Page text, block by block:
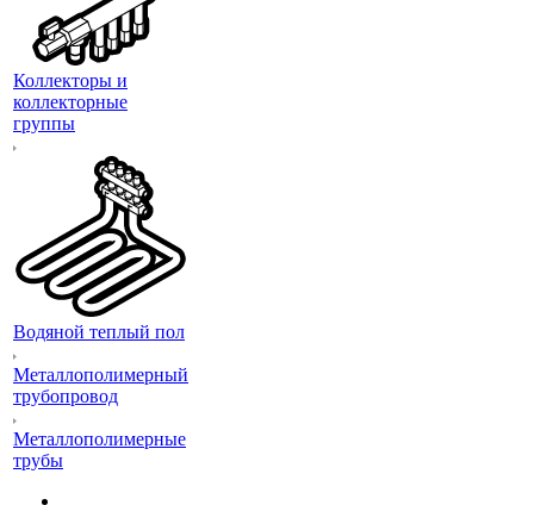
Коллекторы и
коллекторные
группы
Водяной теплый пол
Металлополимерный
трубопровод
Металлополимерные
трубы